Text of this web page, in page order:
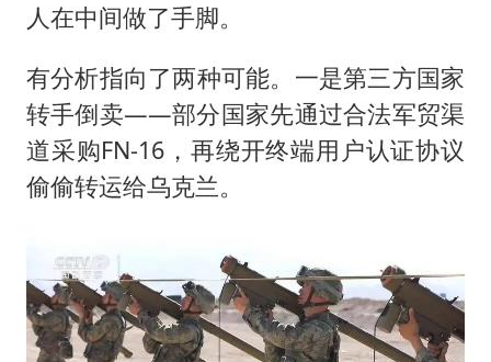
人在中间做了手脚。
有分析指向了两种可能。一是第三方国家
转手倒卖——部分国家先通过合法军贸渠
道采购FN-16，再绕开终端用户认证协议
偷偷转运给乌克兰。